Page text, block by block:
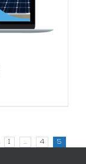
1 … 4 5